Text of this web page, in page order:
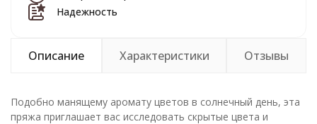
Надежность
Описание Характеристики Отзывы
Подобно манящему аромату цветов в солнечный день, эта
пряжа приглашает вас исследовать скрытые цвета и